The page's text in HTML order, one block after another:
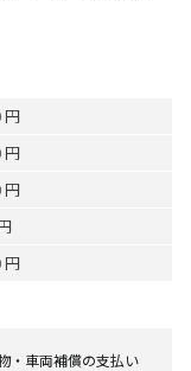
円
円
円
円
・車両補償の支払い